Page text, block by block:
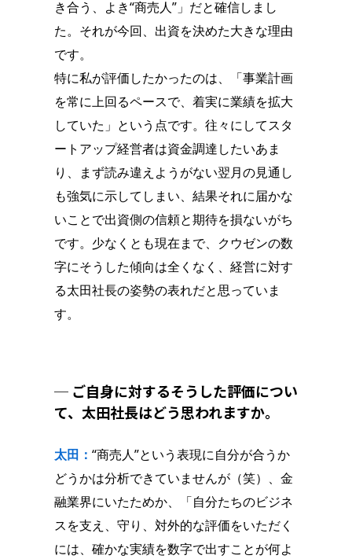
き合う、よき“商売人”」だと確信しまし
た。それが今回、出資を決めた大きな理由
です。
特に私が評価したかったのは、「事業計画
を常に上回るペースで、着実に業績を拡大
していた」という点です。往々にしてスタ
ートアップ経営者は資金調達したいあま
り、まず読み違えようがない翌月の見通し
も強気に示してしまい、結果それに届かな
いことで出資側の信頼と期待を損ないがち
です。少なくとも現在まで、クウゼンの数
字にそうした傾向は全くなく、経営に対す
る太田社長の姿勢の表れだと思っていま
す。
─ ご自身に対するそうした評価につい
て、太田社長はどう思われますか。
太田： “商売人”という表現に自分が合うか
どうかは分析できていませんが（笑）、金
融業界にいたためか、「自分たちのビジネ
スを支え、守り、対外的な評価をいただく
には、確かな実績を数字で出すことが何よ